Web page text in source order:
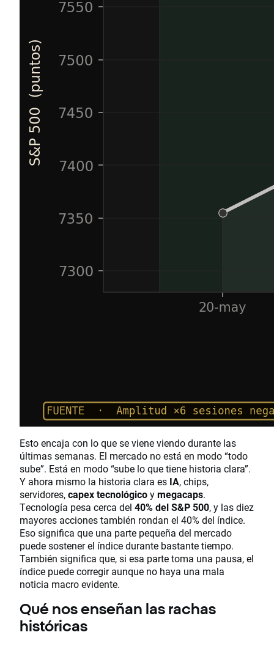
Esto encaja con lo que se viene viendo durante las
últimas semanas. El mercado no está en modo “todo
sube”. Está en modo “sube lo que tiene historia clara”.
Y ahora mismo la historia clara es IA, chips,
servidores,capex tecnológicoymegacaps.
Tecnología pesa cerca del 40% del S&P 500, y las diez
mayores acciones también rondan el 40% del índice.
Eso significa que una parte pequeña del mercado
puede sostener el índice durante bastante tiempo.
También significa que, si esa parte toma una pausa, el
índice puede corregir aunque no haya una mala
noticia macro evidente.
Qué nos enseñan las rachas
históricas